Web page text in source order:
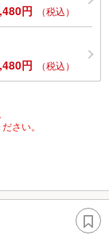
円 （税込）
円 （税込）
さい。